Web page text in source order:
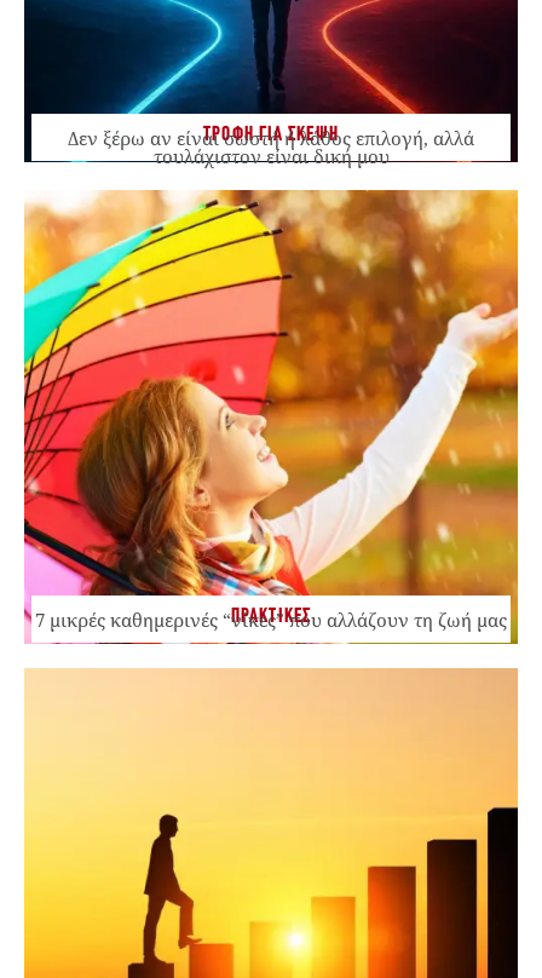
ΤΡΟΦΗ ΓΙΑ ΣΚΕΨΗ
Δεν ξέρω αν είναι σωστή ή λάθος επιλογή, αλλά
τουλάχιστον είναι δική μου
ΠΡΑΚΤΙΚΕΣ
7 μικρές καθημερινές “νίκες” που αλλάζουν τη ζωή μας